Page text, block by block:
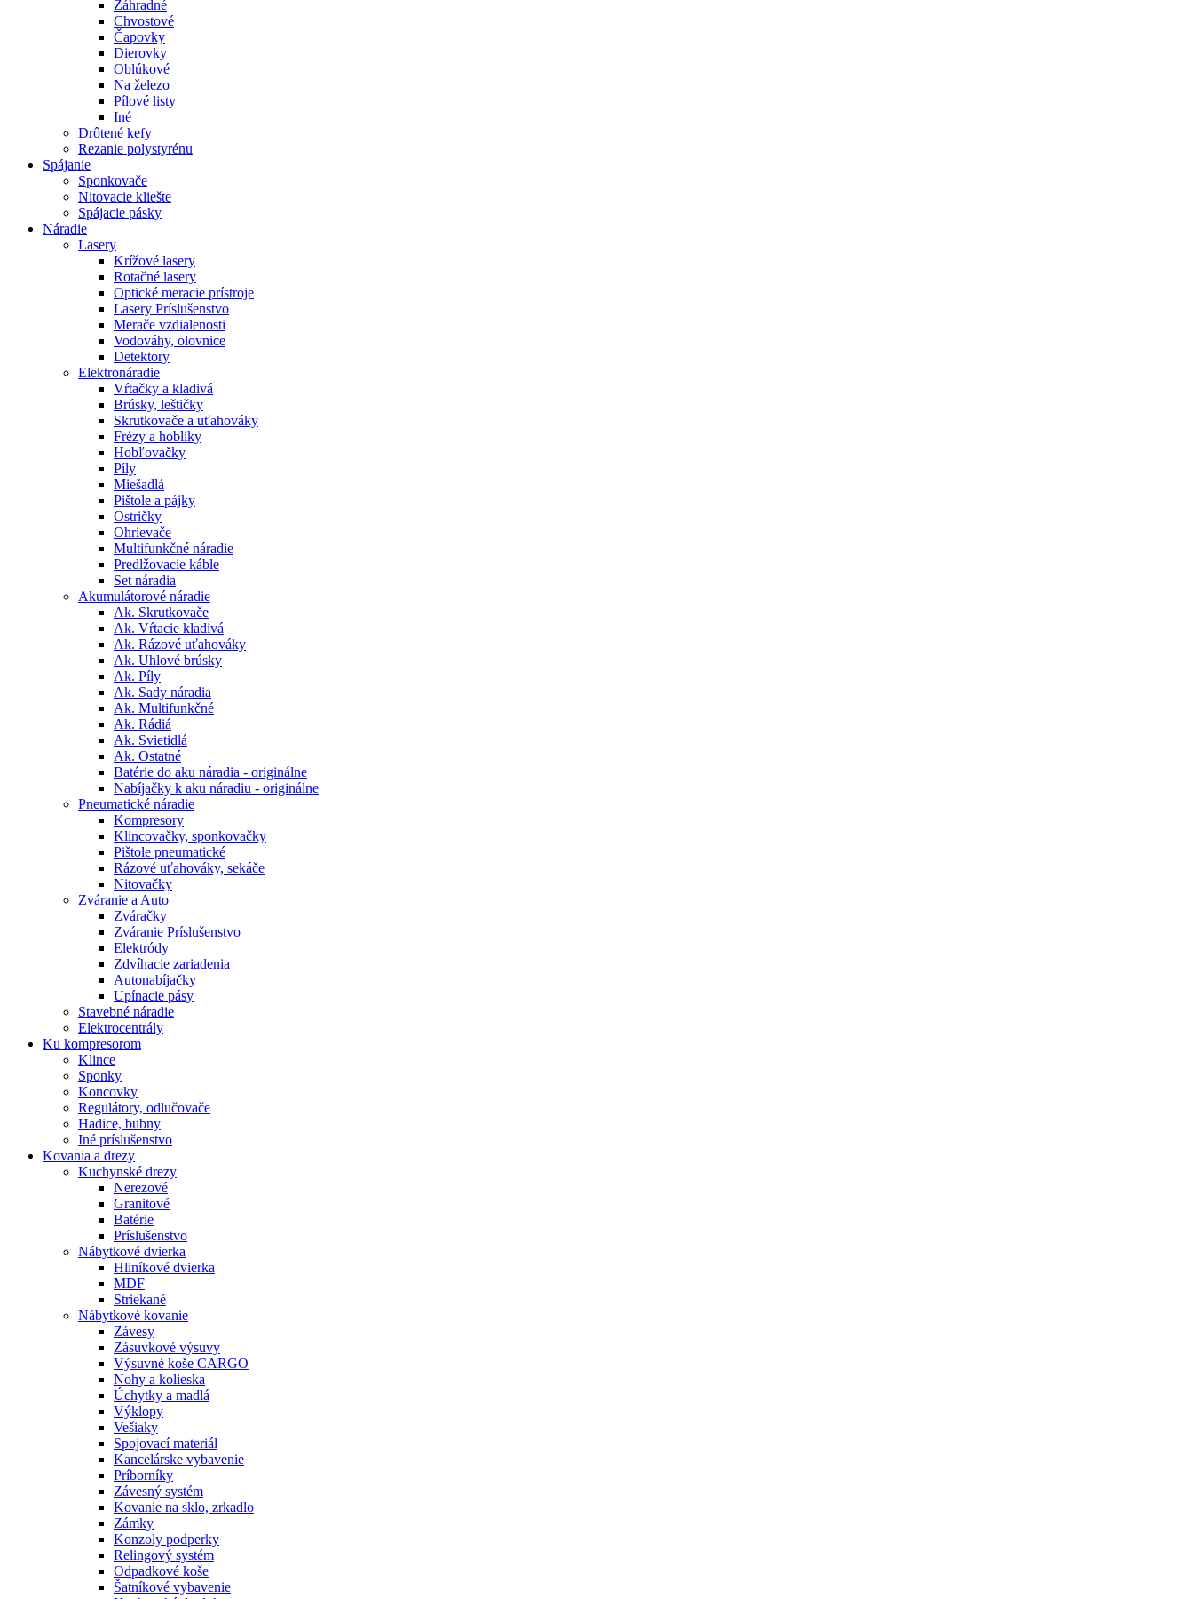
Záhradné
Chvostové
Čapovky
Dierovky
Oblúkové
Na železo
Pílové listy
Iné
Drôtené kefy
Rezanie polystyrénu
Spájanie
Sponkovače
Nitovacie kliešte
Spájacie pásky
Náradie
Lasery
Krížové lasery
Rotačné lasery
Optické meracie prístroje
Lasery Príslušenstvo
Merače vzdialenosti
Vodováhy, olovnice
Detektory
Elektronáradie
Vŕtačky a kladivá
Brúsky, leštičky
Skrutkovače a uťahováky
Frézy a hoblíky
Hobľovačky
Píly
Miešadlá
Pištole a pájky
Ostričky
Ohrievače
Multifunkčné náradie
Predlžovacie káble
Set náradia
Akumulátorové náradie
Ak. Skrutkovače
Ak. Vŕtacie kladivá
Ak. Rázové uťahováky
Ak. Uhlové brúsky
Ak. Píly
Ak. Sady náradia
Ak. Multifunkčné
Ak. Rádiá
Ak. Svietidlá
Ak. Ostatné
Batérie do aku náradia - originálne
Nabíjačky k aku náradiu - originálne
Pneumatické náradie
Kompresory
Klincovačky, sponkovačky
Pištole pneumatické
Rázové uťahováky, sekáče
Nitovačky
Zváranie a Auto
Zváračky
Zváranie Príslušenstvo
Elektródy
Zdvíhacie zariadenia
Autonabíjačky
Upínacie pásy
Stavebné náradie
Elektrocentrály
Ku kompresorom
Klince
Sponky
Koncovky
Regulátory, odlučovače
Hadice, bubny
Iné príslušenstvo
Kovania a drezy
Kuchynské drezy
Nerezové
Granitové
Batérie
Príslušenstvo
Nábytkové dvierka
Hliníkové dvierka
MDF
Striekané
Nábytkové kovanie
Závesy
Zásuvkové výsuvy
Výsuvné koše CARGO
Nohy a kolieska
Úchytky a madlá
Výklopy
Vešiaky
Spojovací materiál
Kancelárske vybavenie
Príborníky
Závesný systém
Kovanie na sklo, zrkadlo
Zámky
Konzoly podperky
Relingový systém
Odpadkové koše
Šatníkové vybavenie